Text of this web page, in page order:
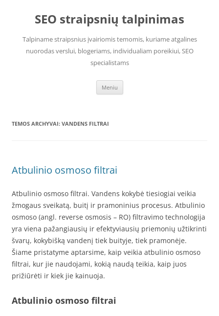
SEO straipsnių talpinimas
Talpiname straipsnius įvairiomis temomis, kuriame atgalines
nuorodas verslui, blogeriams, individualiam poreikiui, SEO
specialistams
Meniu
TEMOS ARCHYVAI: VANDENS FILTRAI
Atbulinio osmoso filtrai
Atbulinio osmoso filtrai. Vandens kokybė tiesiogiai veikia
žmogaus sveikatą, buitį ir pramoninius procesus. Atbulinio
osmoso (angl. reverse osmosis – RO) filtravimo technologija
yra viena pažangiausių ir efektyviausių priemonių užtikrinti
švarų, kokybišką vandenį tiek buityje, tiek pramonėje.
Šiame pristatyme aptarsime, kaip veikia atbulinio osmoso
filtrai, kur jie naudojami, kokią naudą teikia, kaip juos
prižiūrėti ir kiek jie kainuoja.
Atbulinio osmoso filtrai